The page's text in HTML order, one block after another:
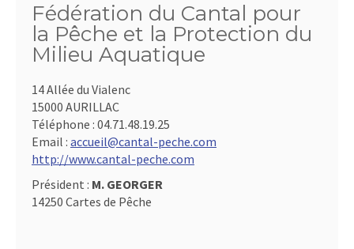
Fédération du Cantal pour
la Pêche et la Protection du
Milieu Aquatique
14 Allée du Vialenc
15000 AURILLAC
Téléphone : 04.71.48.19.25
Email : accueil@cantal-peche.com
http://www.cantal-peche.com
Président : M. GEORGER
14250 Cartes de Pêche